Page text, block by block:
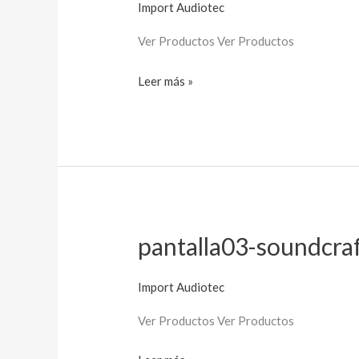
Import Audiotec
Ver Productos Ver Productos
Leer más »
pantalla03-
Import Audiotec
Ver Productos Ver Productos
pantalla03-
soundcraft